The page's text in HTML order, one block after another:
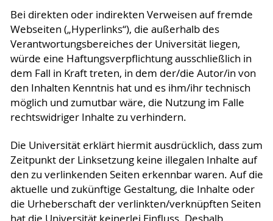
Bei direkten oder indirekten Verweisen auf fremde
Webseiten („Hyperlinks“), die außerhalb des
Verantwortungsbereiches der Universität liegen,
würde eine Haftungsverpflichtung ausschließlich in
dem Fall in Kraft treten, in dem der/die Autor/in von
den Inhalten Kenntnis hat und es ihm/ihr technisch
möglich und zumutbar wäre, die Nutzung im Falle
rechtswidriger Inhalte zu verhindern.
Die Universität erklärt hiermit ausdrücklich, dass zum
Zeitpunkt der Linksetzung keine illegalen Inhalte auf
den zu verlinkenden Seiten erkennbar waren. Auf die
aktuelle und zukünftige Gestaltung, die Inhalte oder
die Urheberschaft der verlinkten/verknüpften Seiten